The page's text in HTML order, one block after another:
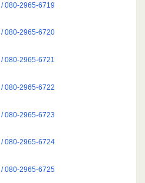
080-2965-6719
080-2965-6720
080-2965-6721
080-2965-6722
080-2965-6723
080-2965-6724
080-2965-6725